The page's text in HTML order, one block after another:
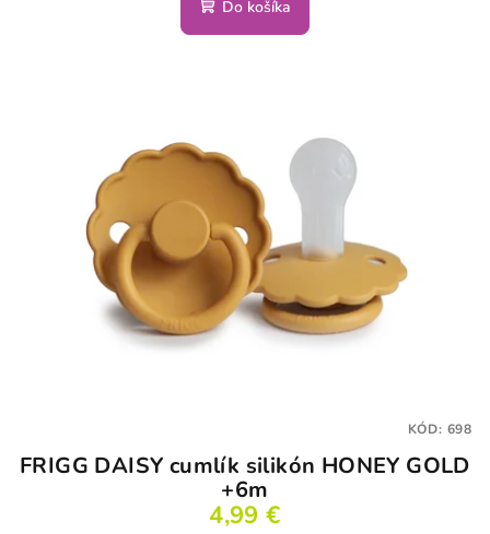
Do košíka
FRIGG DAISY cumlík silikón HONEY GOLD
+6m
4,99 €
KÓD: 698